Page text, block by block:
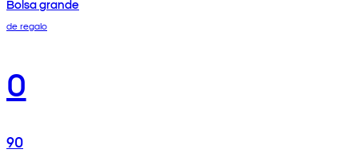
Bolsa grande
de regalo
0
90